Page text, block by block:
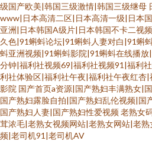
级国产欧美|韩国三级激情|韩国三级继母
www|日本高清二区|日本高清一级|日本
亚洲|日本韩国A级片|日本韩国不卡二视
久色|91蝌蚪论坛|91蝌蚪人妻对白|91蝌
蚪亚洲视频|91蝌蚪影院|91蝌蚪在线播
分钟|福利社视频69|福利社视频91|福利
利社体验区|福利社午夜|福利社午夜红杏
影院 国产首页a资源|国产熟妇丰满熟女|
国产熟妇露脸自拍|国产熟妇乱伦视频|国
国产熟妇人妻|国产熟妇性爱视频老熟女
茸浓毛|老熟女视频网站|老熟女网站|老
频|老司机91|老司机AV